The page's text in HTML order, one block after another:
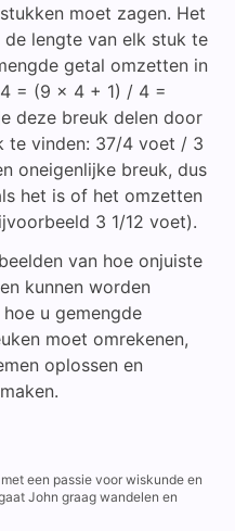
moet zagen. Het
lengte van elk stuk te
getal omzetten in
= (9 x 4 + 1) / 4 =
deze breuk delen door
te vinden: 37/4 voet / 3
oneigenlijke breuk, dus
het is of het omzetten
3 1/12 voet).
van hoe onjuiste
kunnen worden
u gemengde
moet omrekenen,
oplossen en
een passie voor wiskunde en
John graag wandelen en